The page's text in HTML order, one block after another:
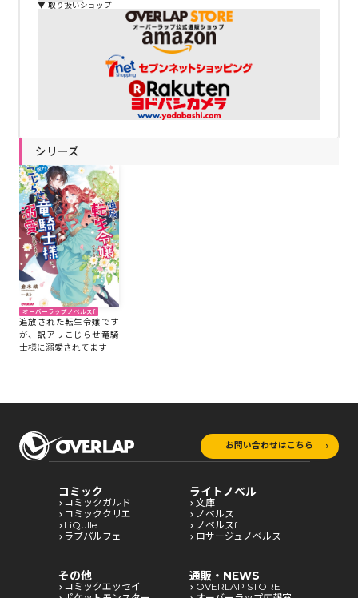
▼ 取り扱いショップ
シリーズ
オーバーラップノベルスf
追放された転生令嬢です
が、訳アリこじらせ竜騎
士様に溺愛されてます
お問い合わせはこちら
コミック
コミックガルド
コミッククリエ
LiQulle
ラブパルフェ
ライトノベル
文庫
ノベルス
ノベルスf
ロサージュノベルス
その他
コミックエッセイ
通販・NEWS
OVERLAP STORE